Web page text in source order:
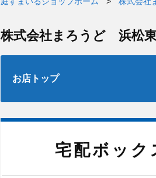
株式会社まろうど 浜松
お店トップ
宅配ボッ